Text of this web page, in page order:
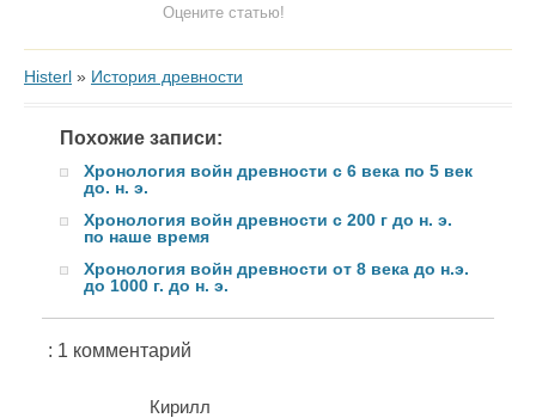
Оцените статью!
Histerl » История древности
Похожие записи:
Хронология войн древности с 6 века по 5 век
до. н. э.
Хронология войн древности с 200 г до н. э.
по наше время
Хронология войн древности от 8 века до н.э.
до 1000 г. до н. э.
: 1 комментарий
Кирилл